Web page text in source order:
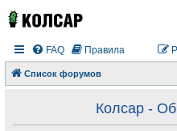
FAQ Правила
Список форумов
Колсар -